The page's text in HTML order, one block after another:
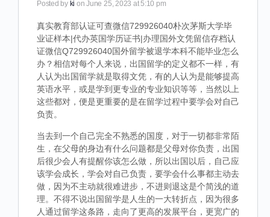
Posted by ki on June 25, 2023 at 5:10 pm
真实教育部认证可查微信729926040朴次茅斯大学毕
业证样本|代办英国学历证书|办理国外文凭留信存档认
证微信Q729926040国外留学被退学本科不能毕业怎么
办？相信对每个人来说，出国留学的定义都不一样，有
人认为出国留学就是取得文凭，有的人认为是能够提高
英语水平，或是学到更专业的专业知识等等，当然以上
这些都对，便是更重要的是在留学过程中要学会对自己
负责。
当去到一个自己完全不熟悉的国度，对于一切都非常陌
生，在父母的身边有什么问题都是父母对你负责，出国
后很少会人有提醒你该怎么做，所以出国以后，自己应
该学会成长，学会对自己负责，要学会什么事都主动去
做，因为不主动就很难进步，不进则退这是个简浅的道
理。不得不说出国留学是人生的一大转折点，因为很多
人通过留学这条路，走向了更高的发展平台，更宽广的